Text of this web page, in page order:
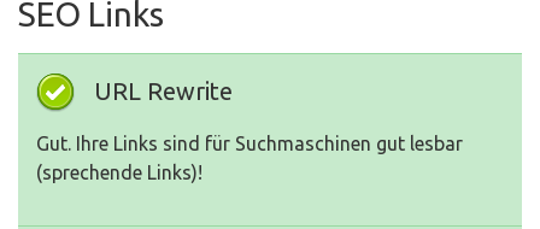
SEO Links
URL Rewrite
Gut. Ihre Links sind für Suchmaschinen gut lesbar
(sprechende Links)!